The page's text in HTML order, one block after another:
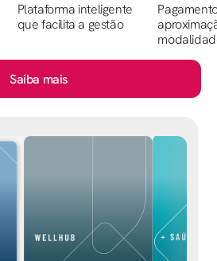
Plataforma inteligente
que facilita a gestão
Saiba mais